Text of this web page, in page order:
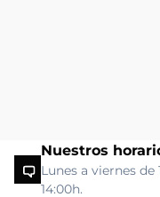
Nuestros
Lunes a viernes de
14:00h.